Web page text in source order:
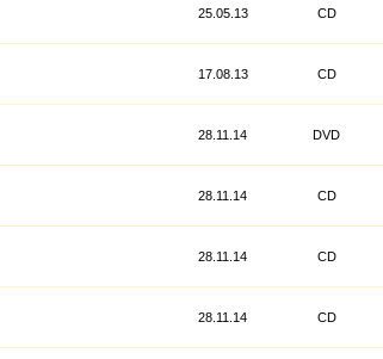
25.05.13 CD
17.08.13 CD
28.11.14 DVD
28.11.14 CD
28.11.14 CD
28.11.14 CD